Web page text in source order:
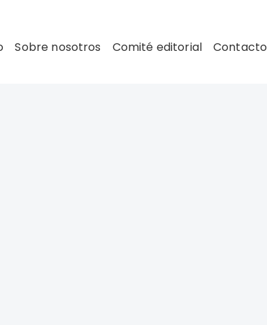
Sobre nosotros Comité editorial Contacto